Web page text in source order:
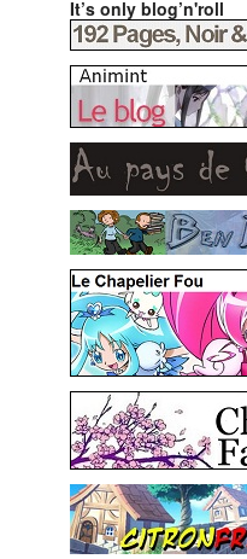
It’s only blog’n'roll